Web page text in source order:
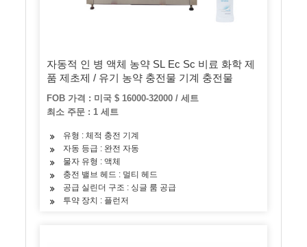
자동적 인 병 액체 농약 SL Ec Sc 비료 화학 제
품 제초제 / 유기 농약 충전물 기계 충전물
FOB 가격 : 미국 $ 16000-32000 / 세트
최소 주문 : 1 세트
유형 : 체적 충전 기계
자동 등급 : 완전 자동
물자 유형 : 액체
충전 밸브 헤드 : 멀티 헤드
공급 실린더 구조 : 싱글 룸 공급
투약 장치 : 플런저